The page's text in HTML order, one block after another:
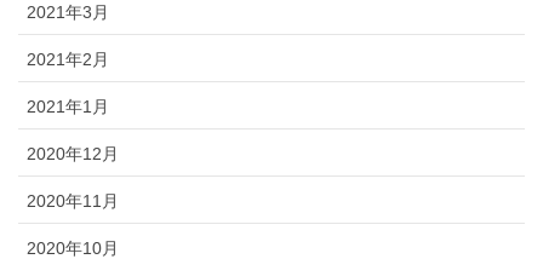
2021年3月
2021年2月
2021年1月
2020年12月
2020年11月
2020年10月